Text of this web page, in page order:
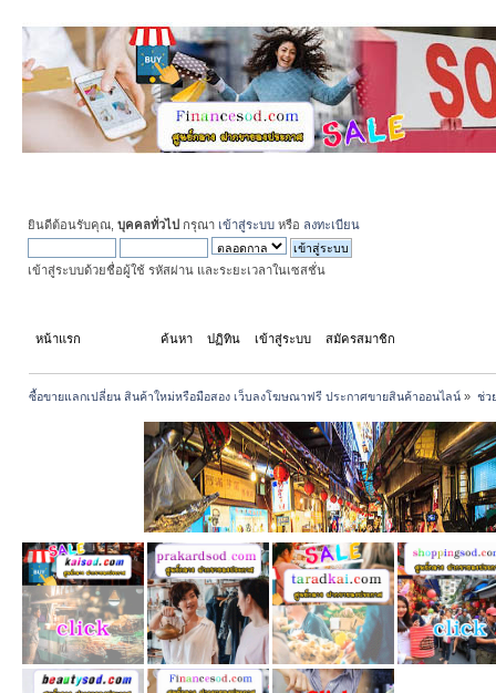
ยินดีต้อนรับคุณ, บุคคลทั่วไป กรุณา เข้าสู่ระบบ หรือ ลงทะเบียน
เข้าสู่ระบบด้วยชื่อผู้ใช้ รหัสผ่าน และระยะเวลาในเซสชั่น
หน้าแรก ค้นหา ปฏิทิน เข้าสู่ระบบ สมัครสมาชิก
ซื้อขายแลกเปลี่ยน สินค้าใหม่หรือมือสอง เว็บลงโฆษณาฟรี ประกาศขายสินค้าออนไลน์ » ช่ว